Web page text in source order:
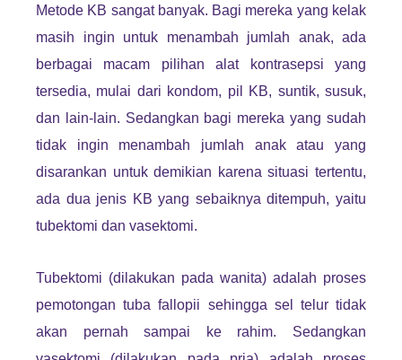
Metode KB sangat banyak. Bagi mereka yang kelak
masih ingin untuk menambah jumlah anak, ada
berbagai macam pilihan alat kontrasepsi yang
tersedia, mulai dari kondom, pil KB, suntik, susuk,
dan lain-lain. Sedangkan bagi mereka yang sudah
tidak ingin menambah jumlah anak atau yang
disarankan untuk demikian karena situasi tertentu,
ada dua jenis KB yang sebaiknya ditempuh, yaitu
tubektomi dan vasektomi.
Tubektomi (dilakukan pada wanita) adalah proses
pemotongan tuba fallopii sehingga sel telur tidak
akan pernah sampai ke rahim. Sedangkan